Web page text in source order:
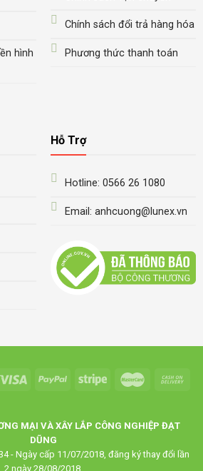
hình
Chính sách đổi trả hàng hóa
Phương thức thanh toán
Hỗ Trợ
Hotline: 0566 26 1080
Email: anhcuong@lunex.vn
MẠI VÀ XÂY LẮP CÔNG NGHIỆP ĐẠT
DŨNG
- Ngày cấp 11/07/2018, đăng ký thay đổi lần
2 ngày 28/08/2018.